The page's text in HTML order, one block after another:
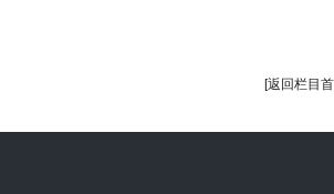
[返回栏目